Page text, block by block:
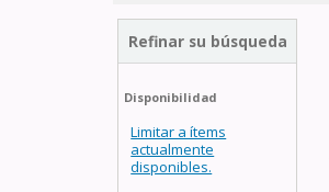
Refinar su búsqueda
Disponibilidad
Limitar a ítems
actualmente
disponibles.